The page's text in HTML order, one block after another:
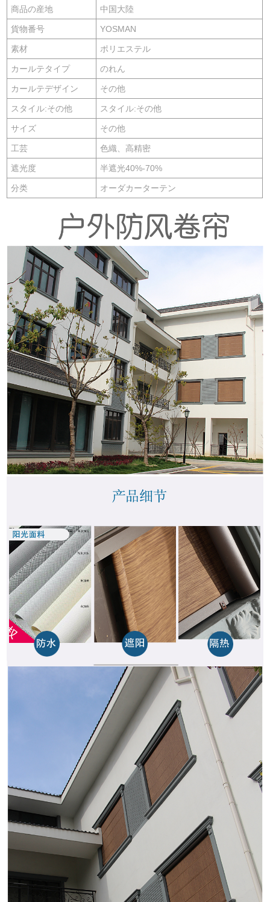
商品の産地 中国大陸
貨物番号 YOSMAN
素材 ポリエステル
カールテタイプ のれん
カールテデザイン その他
スタイル:その他 スタイル:その他
サイズ その他
工芸 色織、高精密
遮光度 半遮光40%-70%
分类 オーダカーターテン